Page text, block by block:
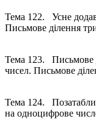
Тема 122. Усне
Письмове ділення
Тема 123. Письмове
чисел. Письмове
Тема 124.
на одноцифрове